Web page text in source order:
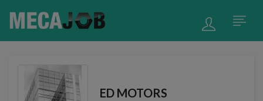
ED MOTORS